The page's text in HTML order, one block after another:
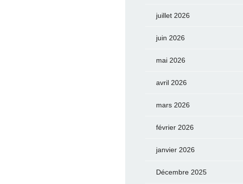
juillet 2026
juin 2026
mai 2026
avril 2026
mars 2026
février 2026
janvier 2026
Décembre 2025